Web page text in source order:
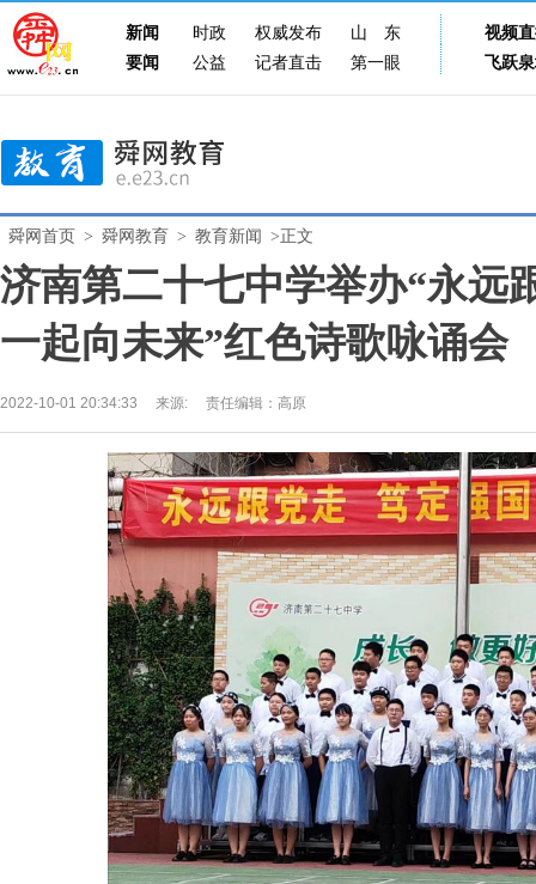
新闻 时政 权威发布 山东
视频
要闻
公益 记者直击 第一眼 飞跃
舜网首页 > 舜网教育 > 教育新闻 >正文
济南第二十七中学举办“永远
一起向未来”红色诗歌咏诵会
2022-10-01 20:34:33 来源: 责任编辑：高原